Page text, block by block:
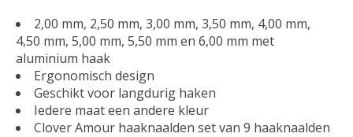
2,00 mm, 2,50 mm, 3,00 mm, 3,50 mm, 4,00 mm,
4,50 mm, 5,00 mm, 5,50 mm en 6,00 mm met
aluminium haak
Ergonomisch design
Geschikt voor langdurig haken
Iedere maat een andere kleur
Clover Amour haaknaalden set van 9 haaknaalden